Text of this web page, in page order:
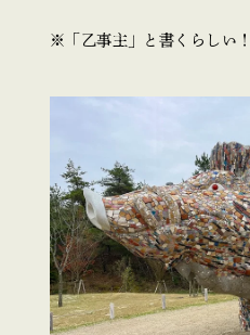
※「乙事主」と書くらしい